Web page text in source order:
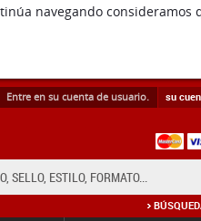
navegando consideramos
Entre en su cuenta de usuario. su